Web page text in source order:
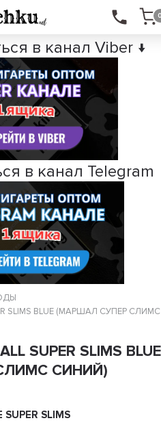
в канал Viber ↓
в канал Telegram
SLIMS BLUE (МАРШАЛ СУПЕР СЛИМС
SUPER SLIMS BLUE
СИНИЙ)
SUPER SLIMS